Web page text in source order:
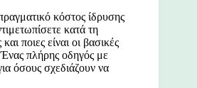
κόστος ίδρυσης
κατά τη
ποιες είναι οι βασικές
πλήρης οδηγός με
όσους σχεδιάζουν να